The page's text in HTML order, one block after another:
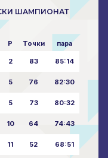
ШАМПИОНАТ
P Точки пара
2 83 85:14
5 76 82:30
5 73 80:32
10 64 74:43
11 52 68:51